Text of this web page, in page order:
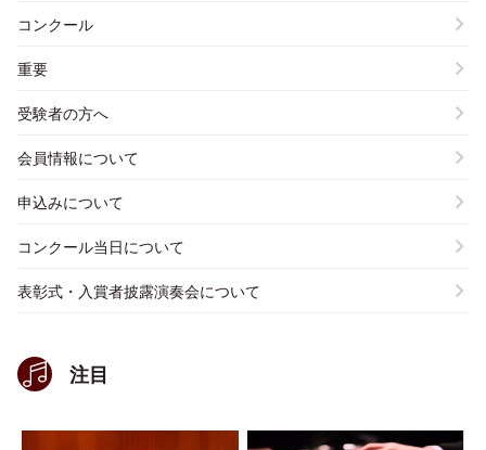
コンクール
重要
受験者の方へ
会員情報について
申込みについて
コンクール当日について
表彰式・入賞者披露演奏会について
注目